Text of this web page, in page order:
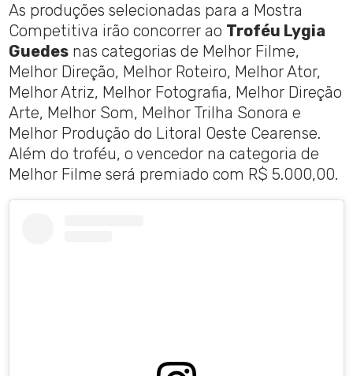
As produções selecionadas para a Mostra
Competitiva irão concorrer ao Troféu Lygia
Guedes nas categorias de Melhor Filme,
Melhor Direção, Melhor Roteiro, Melhor Ator,
Melhor Atriz, Melhor Fotografia, Melhor Direção
Arte, Melhor Som, Melhor Trilha Sonora e
Melhor Produção do Litoral Oeste Cearense.
Além do troféu, o vencedor na categoria de
Melhor Filme será premiado com R$ 5.000,00.